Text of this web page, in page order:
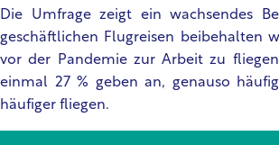
Die Umfrage zeigt ein wachsendes
geschäftlichen Flugreisen beibehalten
vor der Pandemie zur Arbeit zu
einmal 27 % geben an, genauso
häufiger fliegen.